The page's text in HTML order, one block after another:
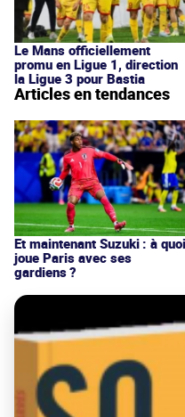
Le Mans officiellement
promu en Ligue 1, direction
la Ligue 3 pour Bastia
Articles en tendances
Et maintenant Suzuki : à quoi
joue Paris avec ses
gardiens ?